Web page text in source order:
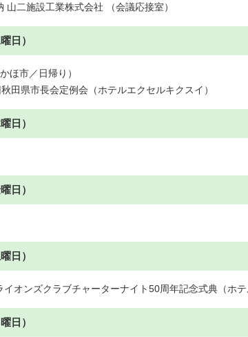
山二施設工業株式会社 （会議応接室）
日）
ほ市／日帰り）
田県市長会定例会（ホテルエクセルキクスイ）
日）
日）
日）
イオンズクラブチャーターナイト50周年記念式典（ホテ
日）